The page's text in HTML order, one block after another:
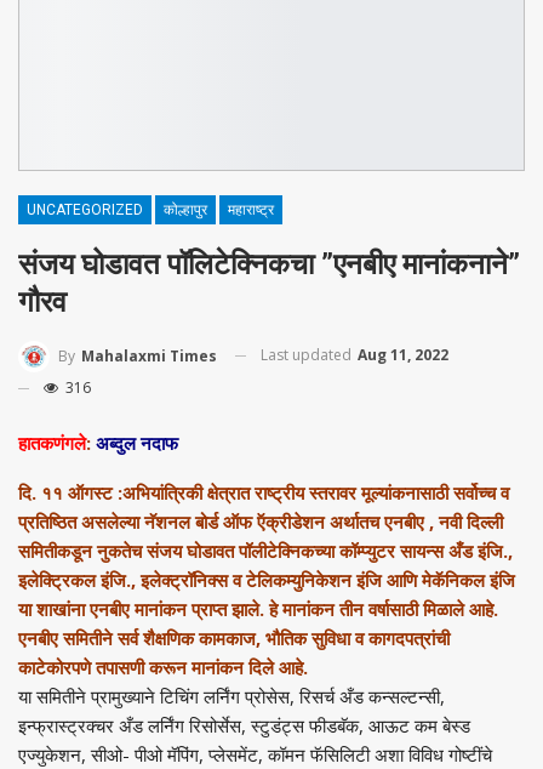
UNCATEGORIZED कोल्हापुर महाराष्ट्र
संजय घोडावत पॉलिटेक्निकचा ”एनबीए मानांकनाने”
गौरव
By Mahalaxmi Times Last updated Aug 11, 2022
316
हातकणंगले: अब्दुल नदाफ
दि. ११ ऑगस्ट :अभियांत्रिकी क्षेत्रात राष्ट्रीय स्तरावर मूल्यांकनासाठी सर्वोच्च व
प्रतिष्ठित असलेल्या नॅशनल बोर्ड ऑफ ऍक्रीडेशन अर्थातच एनबीए , नवी दिल्ली
समितीकडून नुकतेच संजय घोडावत पॉलीटेक्निकच्या कॉम्प्युटर सायन्स अँड इंजि.,
इलेक्ट्रिकल इंजि., इलेक्ट्रॉनिक्स व टेलिकम्युनिकेशन इंजि आणि मेकॅनिकल इंजि
या शाखांना एनबीए मानांकन प्राप्त झाले. हे मानांकन तीन वर्षासाठी मिळाले आहे.
एनबीए समितीने सर्व शैक्षणिक कामकाज, भौतिक सुविधा व कागदपत्रांची
काटेकोरपणे तपासणी करून मानांकन दिले आहे.
या समितीने प्रामुख्याने टिचिंग लर्निंग प्रोसेस, रिसर्च अँड कन्सल्टन्सी,
इन्फ्रास्ट्रक्चर अँड लर्निंग रिसोर्सेस, स्टुडंट्स फीडबॅक, आऊट कम बेस्ड
एज्युकेशन, सीओ- पीओ मॅपिंग, प्लेसमेंट, कॉमन फॅसिलिटी अशा विविध गोष्टींचे